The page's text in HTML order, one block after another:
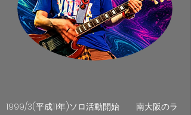
1999/3(平成11年)ソロ活動開始 南大阪のラ